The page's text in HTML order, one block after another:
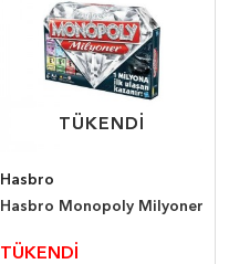
TÜKENDİ
TÜKENDİ
Hasbro
Hasbro Monopoly Milyoner
TÜKENDİ